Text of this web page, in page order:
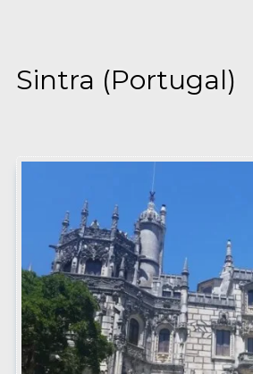
Sintra (Portugal)